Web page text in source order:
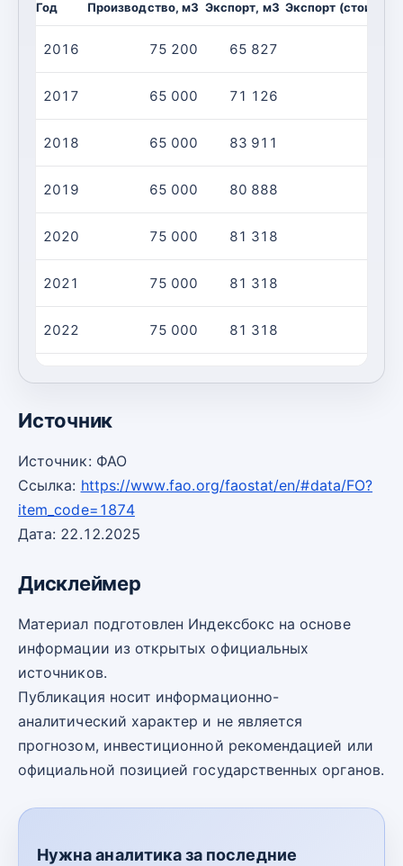
Год Производство, м3 Экспорт, м3 Экспорт
2016 75 200 65 827
2017 65 000 71 126
2018 65 000 83 911
2019 65 000 80 888
2020 75 000 81 318
2021 75 000 81 318
2022 75 000 81 318
Источник
Источник: ФАО
Ссылка: https://www.fao.org/faostat/en/#data/FO?
item_code=1874
Дата: 22.12.2025
Дисклеймер
Материал подготовлен Индексбокс на основе
информации из открытых официальных
источников.
Публикация носит информационно-
аналитический характер и не является
прогнозом, инвестиционной рекомендацией или
официальной позицией государственных органов.
Нужна аналитика за последние